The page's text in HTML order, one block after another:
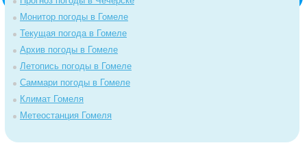
Монитор погоды в Гомеле
Текущая погода в Гомеле
Архив погоды в Гомеле
Летопись погоды в Гомеле
Саммари погоды в Гомеле
Климат Гомеля
Метеостанция Гомеля